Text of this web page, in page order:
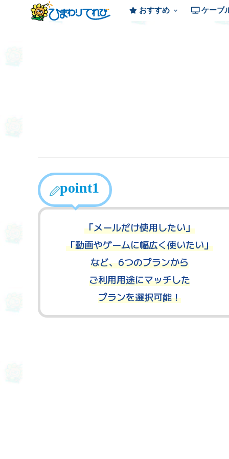
おすすめ ケーブ
point1
「メールだけ使用したい」
「動画やゲームに幅広く使いたい」
など、6つのプランから
ご利用用途にマッチした
プランを選択可能！